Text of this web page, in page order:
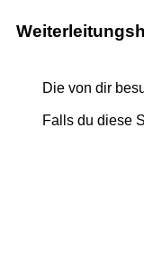
Die von dir
Falls du diese